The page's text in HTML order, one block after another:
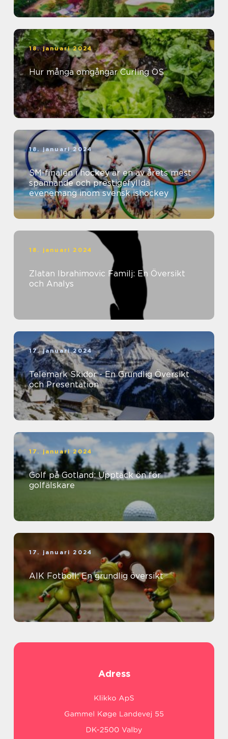
18. januari 2024
Hur många omgångar Curling OS
18. januari 2024
SM-finalen i hockey är en av årets mest
spännande och prestigefyllda
evenemang inom svensk ishockey
18. januari 2024
Zlatan Ibrahimovic Familj: En Översikt
och Analys
17. januari 2024
Telemark Skidor - En Grundlig Översikt
och Presentation
17. januari 2024
Golf på Gotland: Upptäck ön för
golfälskare
17. januari 2024
AIK Fotboll: En grundlig översikt
Adress